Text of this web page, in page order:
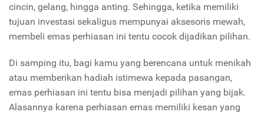
cincin, gelang, hingga anting. Sehingga, ketika memiliki
tujuan investasi sekaligus mempunyai aksesoris mewah,
membeli emas perhiasan ini tentu cocok dijadikan pilihan.
Di samping itu, bagi kamu yang berencana untuk menikah
atau memberikan hadiah istimewa kepada pasangan,
emas perhiasan ini tentu bisa menjadi pilihan yang bijak.
Alasannya karena perhiasan emas memiliki kesan yang